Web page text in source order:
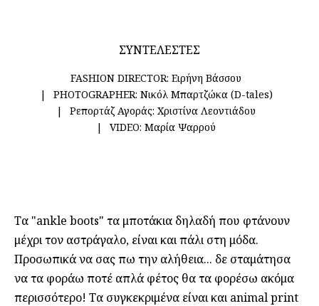
ΣΥΝΤΕΛΕΣΤΕΣ
FASHION DIRECTOR: Ειρήνη Βάσσου
PHOTOGRAPHER: Νικόλ Μπαρτζώκα (D-tales)
Ρεπορτάζ Αγοράς: Χριστίνα Λεοντιάδου
VIDEO: Μαρία Ψαρρού
Τα "ankle boots" τα μποτάκια δηλαδή που φτάνουν
μέχρι τον αστράγαλο, είναι και πάλι στη μόδα.
Προσωπικά να σας πω την αλήθεια... δε σταμάτησα
να τα φοράω ποτέ απλά φέτος θα τα φορέσω ακόμα
περισσότερο! Τα συγκεκριμένα είναι και animal print